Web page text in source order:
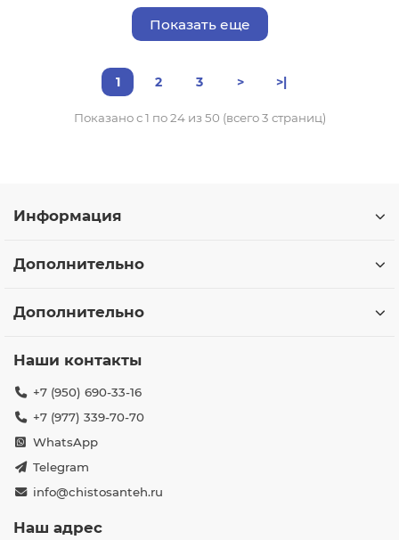
Показать еще
1 2 3 > >|
Показано с 1 по 24 из 50 (всего 3 страниц)
Информация
Дополнительно
Дополнительно
Наши контакты
+7 (950) 690-33-16
+7 (977) 339-70-70
WhatsApp
Telegram
info@chistosanteh.ru
Наш адрес